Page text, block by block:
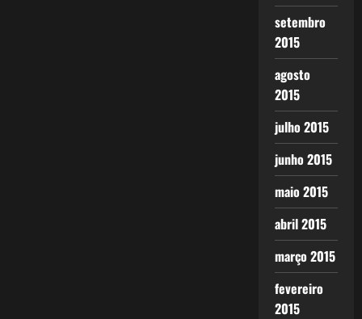
setembro
2015
agosto
2015
julho 2015
junho 2015
maio 2015
abril 2015
março 2015
fevereiro
2015